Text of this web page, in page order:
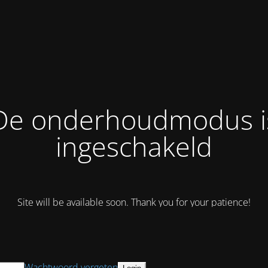
onderhoudmodus
ingeschakeld
Site will be available soon. Thank you for your patience!